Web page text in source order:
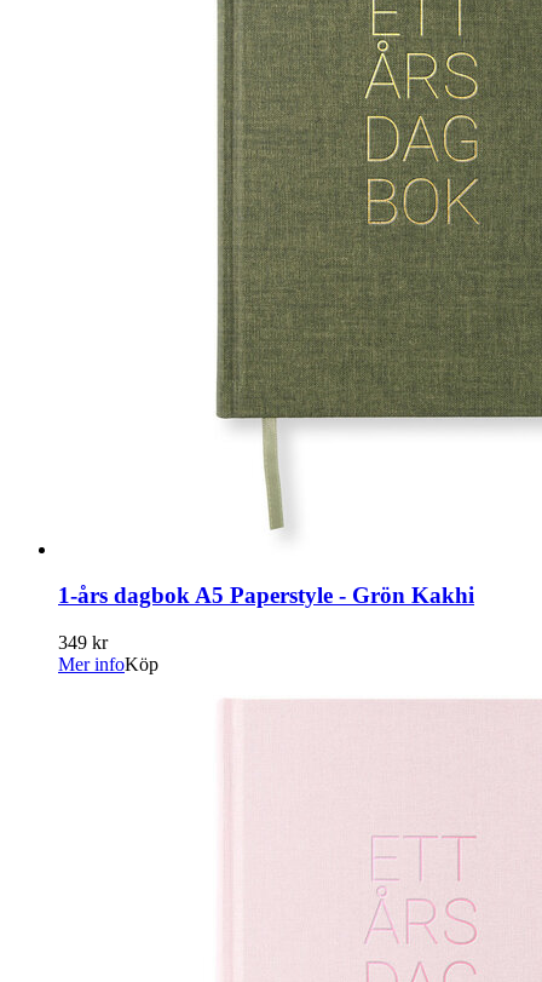
1-års dagbok A5 Paperstyle - Grön Kakhi
349 kr
Mer infoKöp